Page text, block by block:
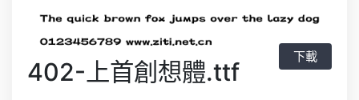
402-上首創想體.ttf
下載